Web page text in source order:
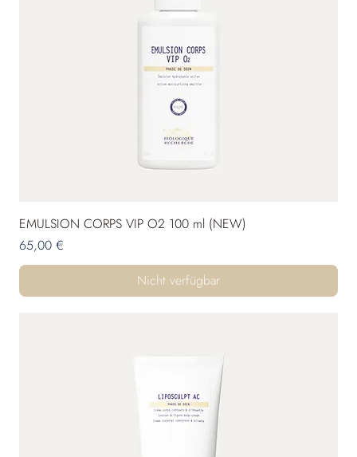
EMULSION CORPS VIP O2 100 ml (NEW)
Preis
65,00 €
Nicht verfügbar